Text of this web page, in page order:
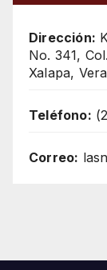
Dirección:
No. 341,
Xalapa,
Teléfono:
Correo: